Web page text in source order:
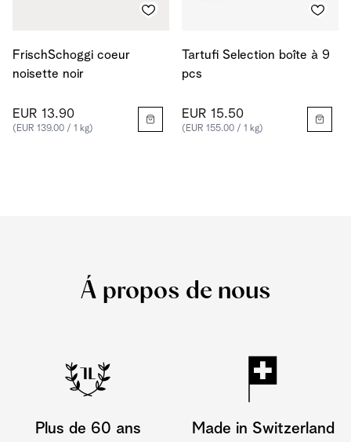
FrischSchoggi coeur
noisette noir
EUR 13.90
(EUR 139.00 / 1 kg)
Tartufi Selection boîte à 9
pcs
EUR 15.50
(EUR 155.00 / 1 kg)
Á propos de nous
Plus de 60 ans
Made in Switzerland